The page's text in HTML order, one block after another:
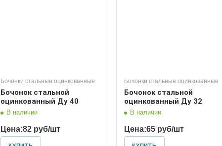
Бочонки стальные оцинкованные
Бочонок стальной
оцинкованный Ду 40
В наличии
Цена:82 руб/шт
Бочонки стальные оцинкованные
Бочонок стальной
оцинкованный Ду 32
В наличии
Цена:65 руб/шт